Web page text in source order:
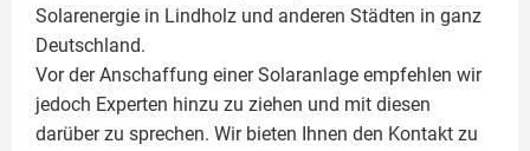
Solarenergie in Lindholz und anderen Städten in ganz
Deutschland.
Vor der Anschaffung einer Solaranlage empfehlen wir
jedoch Experten hinzu zu ziehen und mit diesen
darüber zu sprechen. Wir bieten Ihnen den Kontakt zu